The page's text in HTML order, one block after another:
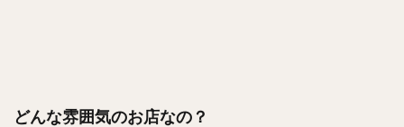
どんな雰囲気のお店なの？